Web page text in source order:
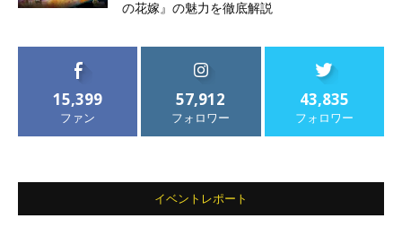
の花嫁』の魅力を徹底解説
15,399
ファン
57,912
フォロワー
43,835
フォロワー
イベントレポート